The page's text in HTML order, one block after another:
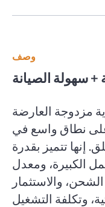
وصف
+ سهولة الصيانة
مزدوجة العارضة
نطاق واسع في
إنها تتميز بقدرة
الكبيرة، ومعدل
والاستثمار
وتكلفة التشغيل